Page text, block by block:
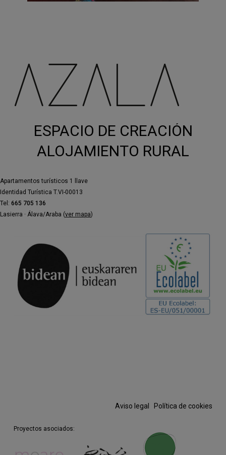
ESPACIO DE CREACIÓN
ALOJAMIENTO RURAL
Apartamentos turísticos 1 llave
Identidad Turística T.VI-00013
Tel: 665 705 136
Lasierra · Álava/Araba (ver mapa)
Aviso legal Política de cookies
Proyectos asociados: